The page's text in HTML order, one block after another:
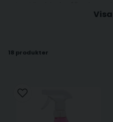
glasytor en kristallklar
vår högkvalitativa
18 produkter